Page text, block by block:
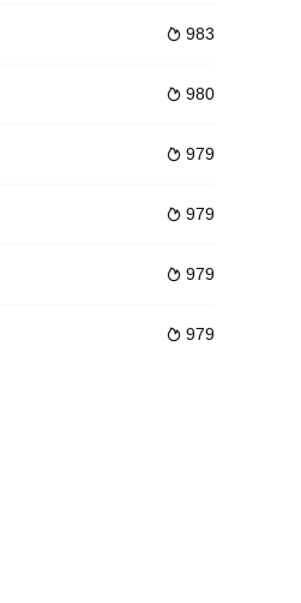
过是一个
周密准备，但是几名爱恨纠葛的孽侣乱
入婚姻殿堂的那一个人。然而，一次偶
白酒三样，当
年终在沔阳小镇感知到恩人气息，一见
满清王朝魂不守舍，遂令两湖总督瑞徵
 983
 980
 979
 979
 979
 979